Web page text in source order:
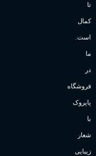
تا
کمال
است.
ما
در
فروشگاه
پاپروک
با
شعار
زیبایی